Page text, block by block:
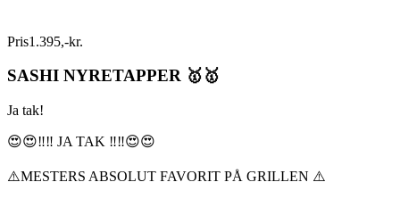
Pris1.395,-kr.
SASHI NYRETAPPER 🥇🥇
Ja tak!
😍😍‼️‼️ JA TAK ‼️‼️😍😍
⚠️MESTERS ABSOLUT FAVORIT PÅ GRILLEN ⚠️